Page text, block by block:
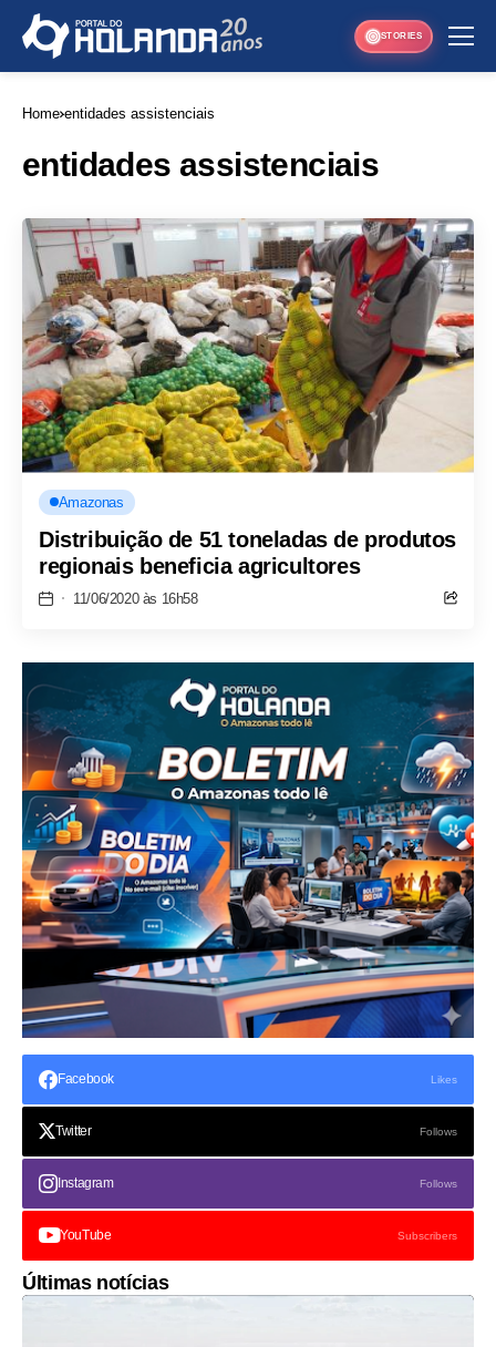
STORIES
Home entidades assistenciais
entidades assistenciais
Amazonas
Distribuição de 51 toneladas de produtos
regionais beneficia agricultores
11/06/2020 às 16h58
Facebook Likes
Twitter Follows
Instagram Follows
YouTube Subscribers
Últimas notícias